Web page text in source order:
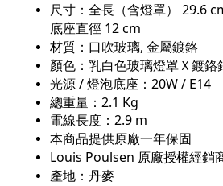
尺寸：全長（含燈罩） 29.6
底座直徑 12 cm
材質：口吹玻璃, 金屬鍍鉻
顏色：乳白色玻璃燈罩Ｘ鍍鉻
光源 / 燈泡底座：20W / E14
總重量：2.1 Kg
電線長度：2.9 m
本商品提供原廠一年保固
Louis Poulsen 原廠授權經銷
產地：丹麥